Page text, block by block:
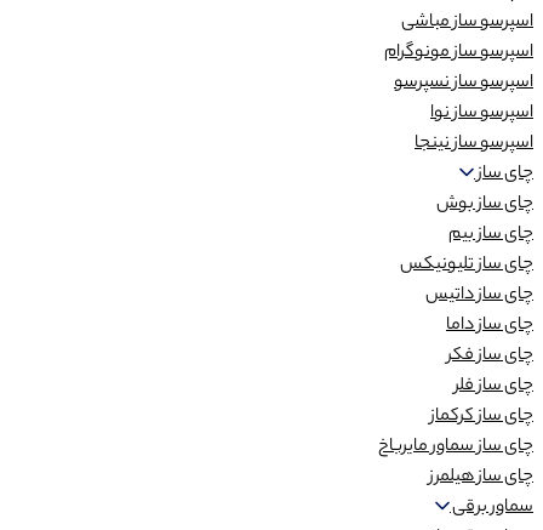
اسپرسو ساز مباشی
اسپرسو ساز مونوگرام
اسپرسو ساز نسپرسو
اسپرسو ساز نوا
اسپرسو ساز نینجا
چای ساز
چای ساز بوش
چای ساز بیم
چای ساز تلیونیکس
چای ساز داتیس
چای ساز داما
چای ساز فکر
چای ساز فلر
چای ساز کرکماز
چای ساز سماور مایرباخ
چای ساز هیلمرز
سماور برقی